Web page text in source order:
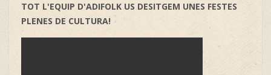
TOT L'EQUIP D'ADIFOLK US DESITGEM UNES FESTES
PLENES DE CULTURA!